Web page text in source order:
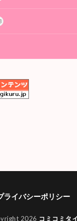
ライバシーポリシー
2026 コミコミタ